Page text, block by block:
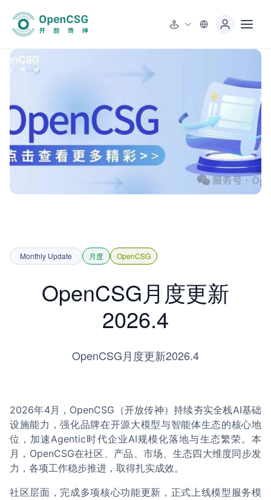
Monthly Update 月度 OpenCSG
OpenCSG月度更新
2026.4
OpenCSG月度更新2026.4
2026年4月，OpenCSG（开放传神）持续夯实全栈AI基础
设施能力，强化品牌在开源大模型与智能体生态的核心地
位，加速Agentic时代企业AI规模化落地与生态繁荣。本
月，OpenCSG在社区、产品、市场、生态四大维度同步发
力，各项工作稳步推进，取得扎实成效。
社区层面，完成多项核心功能更新，正式上线模型服务模